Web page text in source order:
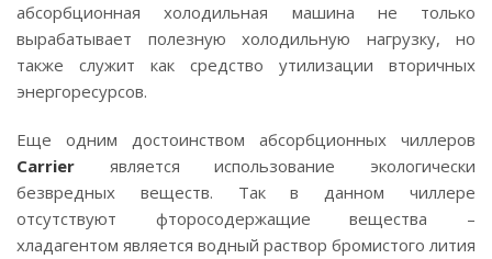
абсорбционная холодильная машина не только
вырабатывает полезную холодильную нагрузку, но
также служит как средство утилизации вторичных
энергоресурсов.
Еще одним достоинством абсорбционных чиллеров
Carrier является использование экологически
безвредных веществ. Так в данном чиллере
отсутствуют фторосодержащие вещества –
хладагентом является водный раствор бромистого лития